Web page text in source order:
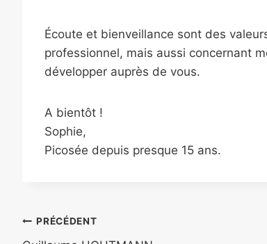
Écoute et bienveillance sont des
professionnel, mais aussi concernant
développer auprès de vous.
A bientôt !
Sophie,
Picosée depuis presque 15 ans.
PRÉCÉDENT